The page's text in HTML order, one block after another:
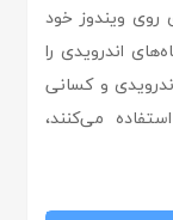
روی ویندوز خود
اندرویدی را
و کسانی
می‌کنند،